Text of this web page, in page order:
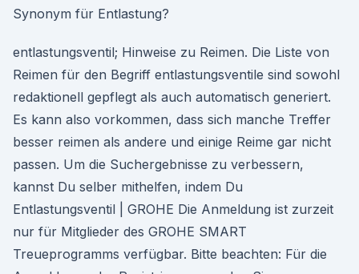
Synonym für Entlastung?
entlastungsventil; Hinweise zu Reimen. Die Liste von
Reimen für den Begriff entlastungsventile sind sowohl
redaktionell gepflegt als auch automatisch generiert.
Es kann also vorkommen, dass sich manche Treffer
besser reimen als andere und einige Reime gar nicht
passen. Um die Suchergebnisse zu verbessern,
kannst Du selber mithelfen, indem Du
Entlastungsventil | GROHE Die Anmeldung ist zurzeit
nur für Mitglieder des GROHE SMART
Treueprogramms verfügbar. Bitte beachten: Für die